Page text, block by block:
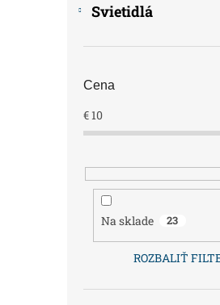
Svietidlá
Cena
€10
Na sklade 23
ROZBALIŤ